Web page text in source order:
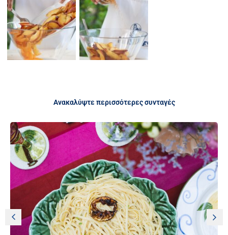
Ανακαλύψτε περισσότερες συνταγές